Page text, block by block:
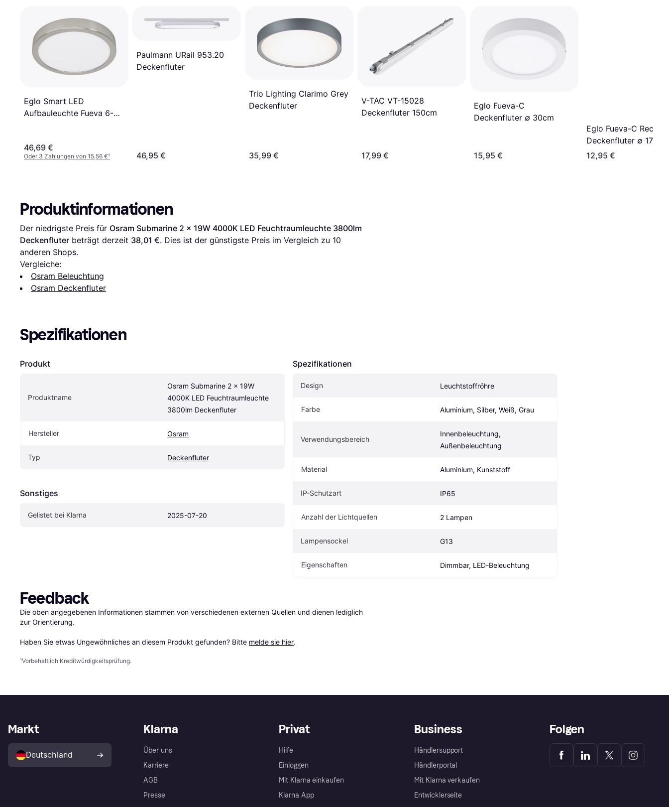
Eglo Smart LED
Aufbauleuchte Fueva 6-Z
46,69 €
Oder 3 Zahlungen von 15,56 €¹
Paulmann URail 953.20
Deckenfluter
46,95 €
Trio Lighting Clarimo Grey
Deckenfluter
35,99 €
V-TAC VT-15028
Deckenfluter 150cm
17,99 €
Eglo Fueva-C
Deckenfluter ∅ 30cm
15,95 €
Eglo Fueva-C
Deckenfluter ∅ 17cm
12,95 €
Produktinformationen
Der niedrigste Preis für Osram Submarine 2 x 19W 4000K LED Feuchtraumleuchte 3800lm
Deckenfluter beträgt derzeit 38,01 €. Dies ist der günstigste Preis im Vergleich zu 10
anderen Shops.
Vergleiche:
Osram Beleuchtung
Osram Deckenfluter
Spezifikationen
Produkt
Produktname
Osram Submarine 2 x 19W
4000K LED Feuchtraumleuchte
3800lm Deckenfluter
Hersteller Osram
Typ Deckenfluter
Sonstiges
Gelistet bei Klarna 2025-07-20
Spezifikationen
Design Leuchtstoffröhre
Farbe Aluminium, Silber, Weiß, Grau
Verwendungsbereich
Innenbeleuchtung,
Außenbeleuchtung
Material Aluminium, Kunststoff
IP-Schutzart IP65
Anzahl der Lichtquellen 2 Lampen
Lampensockel G13
Eigenschaften Dimmbar, LED-Beleuchtung
Feedback
Die oben angegebenen Informationen stammen von verschiedenen externen Quellen und dienen lediglich
zur Orientierung.
Haben Sie etwas Ungewöhnliches an diesem Produkt gefunden? Bitte melde sie hier.
¹Vorbehaltlich Kreditwürdigkeitsprüfung.
Klarna
Über uns
Karriere
AGB
Presse
Privat
Hilfe
Einloggen
Mit Klarna einkaufen
Klarna App
Business
Händlersupport
Händlerportal
Mit Klarna verkaufen
Entwicklerseite
Markt
Deutschland
Folgen